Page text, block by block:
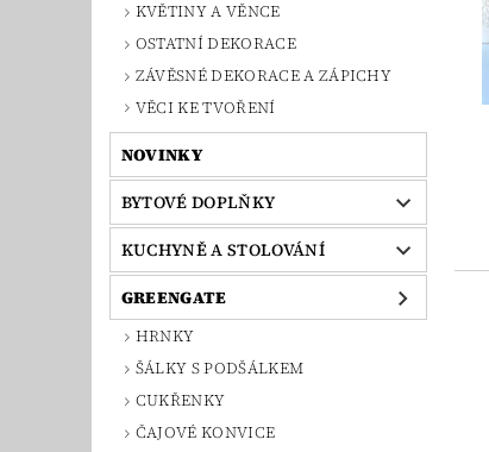
KVĚTINY A VĚNCE
OSTATNÍ DEKORACE
ZÁVĚSNÉ DEKORACE A ZÁPICHY
VĚCI KE TVOŘENÍ
NOVINKY
BYTOVÉ DOPLŇKY
KUCHYNĚ A STOLOVÁNÍ
GREENGATE
HRNKY
ŠÁLKY S PODŠÁLKEM
CUKŘENKY
ČAJOVÉ KONVICE